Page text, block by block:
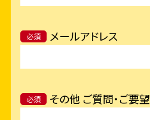
必須 メールアドレス
必須 その他 ご質問・ご要望